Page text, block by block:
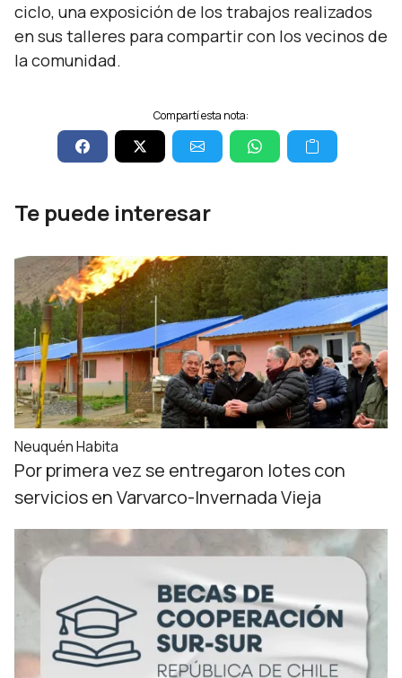
ciclo, una exposición de los trabajos realizados
en sus talleres para compartir con los vecinos de
la comunidad.
Compartí esta nota:
Te puede interesar
Neuquén Habita
Por primera vez se entregaron lotes con
servicios en Varvarco-Invernada Vieja